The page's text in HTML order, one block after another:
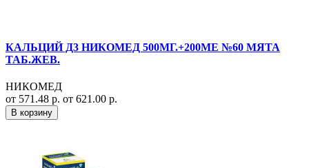
КАЛЬЦИЙ Д3 НИКОМЕД 500МГ.+200МЕ №60 МЯТА
ТАБ.ЖЕВ.
НИКОМЕД
от 571.48 р. от 621.00 р.
В корзину